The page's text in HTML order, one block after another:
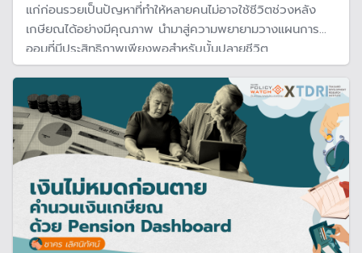
แก่ก่อนรวยเป็นปัญหาที่ทำให้หลายคนไม่อาจใช้ชีวิตช่วงหลัง
เกษียณได้อย่างมีคุณภาพ นำมาสู่ความพยายามวางแผนการ
ออมที่มีประสิทธิภาพเพียงพอสำหรับบั้นปลายชีวิต